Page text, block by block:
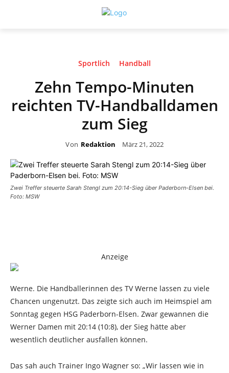
Sportlich Handball
Zehn Tempo-Minuten
reichten TV-Handballdamen
zum Sieg
Von Redaktion März 21, 2022
Zwei Treffer steuerte Sarah Stengl zum 20:14-Sieg über Paderborn-Elsen bei.
Foto: MSW
Anzeige
Werne. Die Handballerinnen des TV Werne lassen zu viele
Chancen ungenutzt. Das zeigte sich auch im Heimspiel am
Sonntag gegen HSG Paderborn-Elsen. Zwar gewannen die
Werner Damen mit 20:14 (10:8), der Sieg hätte aber
wesentlich deutlicher ausfallen können.
Das sah auch Trainer Ingo Wagner so: „Wir lassen wie in